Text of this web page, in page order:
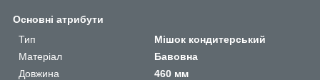
Основні атрибути
Тип
Мішок кондитерський
Матеріал
Бавовна
Довжина
460 мм